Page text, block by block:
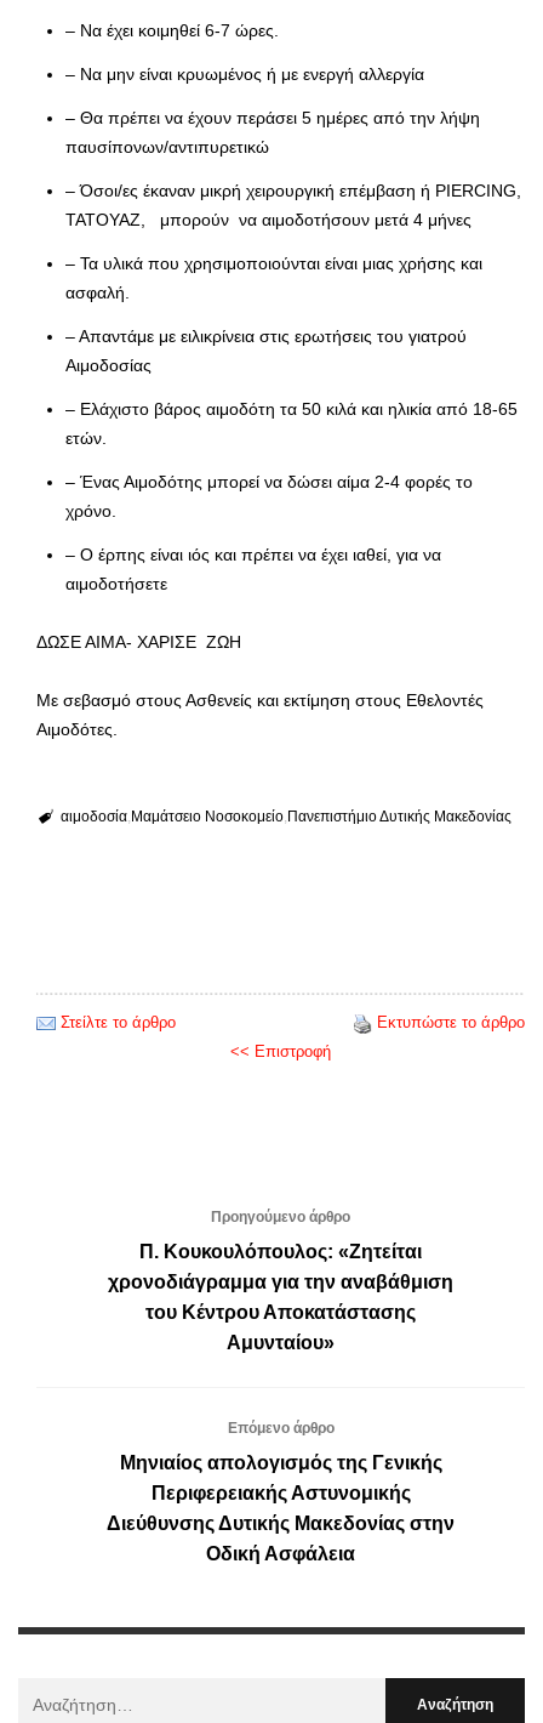
– Να έχει κοιμηθεί 6-7 ώρες.
– Να μην είναι κρυωμένος ή με ενεργή αλλεργία
– Θα πρέπει να έχουν περάσει 5 ημέρες από την λήψη
παυσίπονων/αντιπυρετικώ
– Όσοι/ες έκαναν μικρή χειρουργική επέμβαση ή PIERCING,
ΤΑΤΟΥΑΖ, μπορούν να αιμοδοτήσουν μετά 4 μήνες
– Τα υλικά που χρησιμοποιούνται είναι μιας χρήσης και
ασφαλή.
– Απαντάμε με ειλικρίνεια στις ερωτήσεις του γιατρού
Αιμοδοσίας
– Ελάχιστο βάρος αιμοδότη τα 50 κιλά και ηλικία από 18-65
ετών.
– Ένας Αιμοδότης μπορεί να δώσει αίμα 2-4 φορές το
χρόνο.
– Ο έρπης είναι ιός και πρέπει να έχει ιαθεί, για να
αιμοδοτήσετε
ΔΩΣΕ ΑΙΜΑ- ΧΑΡΙΣΕ ΖΩΗ
Με σεβασμό στους Ασθενείς και εκτίμηση στους Εθελοντές
Αιμοδότες.
αιμοδοσία Μαμάτσειο Νοσοκομείο Πανεπιστήμιο Δυτικής Μακεδονίας
Στείλτε το άρθρο
Εκτυπώστε το άρθρο
<< Επιστροφή
Προηγούμενο άρθρο
Π. Κουκουλόπουλος: «Ζητείται
χρονοδιάγραμμα για την αναβάθμιση
του Κέντρου Αποκατάστασης
Αμυνταίου»
Επόμενο άρθρο
Μηνιαίος απολογισμός της Γενικής
Περιφερειακής Αστυνομικής
Διεύθυνσης Δυτικής Μακεδονίας στην
Οδική Ασφάλεια